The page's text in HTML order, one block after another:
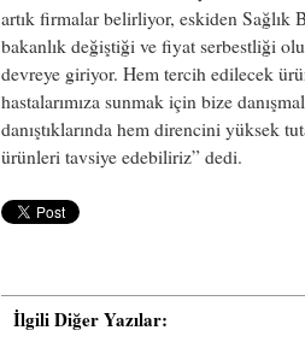
artık firmalar belirliyor, eskiden Sağlık
bakanlık değiştiği ve fiyat serbestliği
devreye giriyor. Hem tercih edilecek
hastalarımıza sunmak için bize
danıştıklarında hem direncini yüksek
ürünleri tavsiye edebiliriz” dedi.
İlgili Diğer Yazılar: